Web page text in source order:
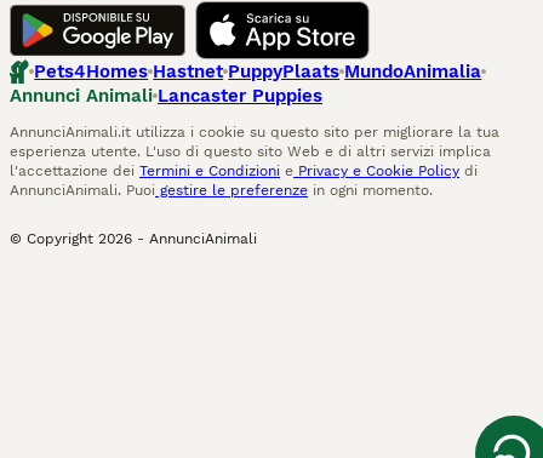
Pets4Homes Hastnet PuppyPlaats MundoAnimalia
Annunci Animali Lancaster Puppies
AnnunciAnimali.it utilizza i cookie su questo sito per migliorare la tua
esperienza utente. L'uso di questo sito Web e di altri servizi implica
l'accettazione dei Termini e Condizioni e Privacy e Cookie Policy di
AnnunciAnimali. Puoi gestire le preferenze in ogni momento.
© Copyright 2026 - AnnunciAnimali